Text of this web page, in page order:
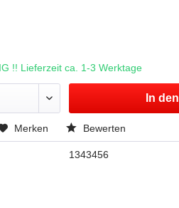
!! Lieferzeit ca. 1-3 Werktage
In den
Merken Bewerten
1343456